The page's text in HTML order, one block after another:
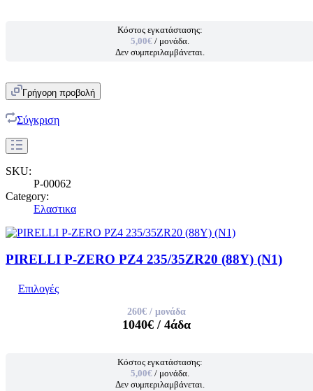
Κόστος εγκατάστασης:
5,00€ / μονάδα.
Δεν συμπεριλαμβάνεται.
Γρήγορη προβολή
Σύγκριση
SKU:
P-00062
Category:
Ελαστικα
PIRELLI P-ZERO PZ4 235/35ZR20 (88Y) (N1)
Επιλογές
260€ / μονάδα
1040€ / 4άδα
Κόστος εγκατάστασης:
5,00€ / μονάδα.
Δεν συμπεριλαμβάνεται.